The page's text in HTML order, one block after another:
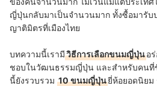
ญี่ปุ่นกลับมาเป็นจำนวนมาก ทั้งซื้อมารับ
ญาติมิตรที่เมืองไทย
บทความนี้เรามีวิธีการเลือกขนมญี่ปุ่นอ
ชอบในวัฒนธรรมญี่ปุ่น และสำหรับคน
นี้ยังรวบรวม 10 ขนมญี่ปุ่นยี่ห้อยอดนิยม